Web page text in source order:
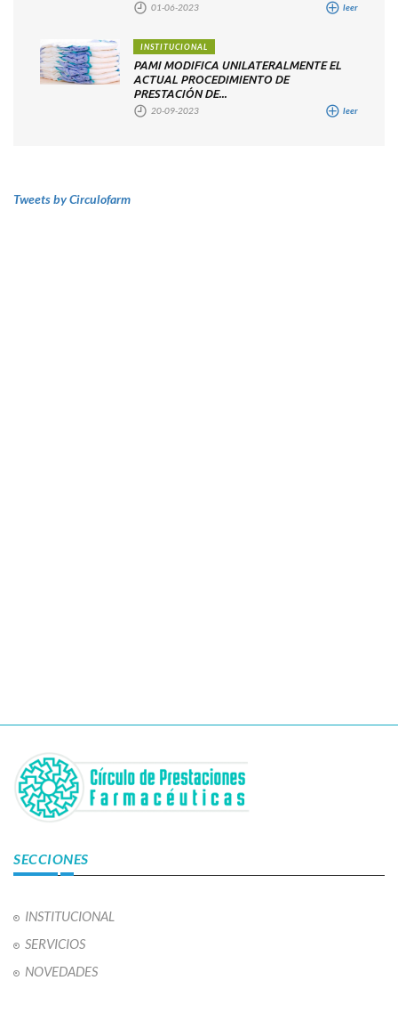
01-06-2023 leer
INSTITUCIONAL
PAMI MODIFICA UNILATERALMENTE EL
ACTUAL PROCEDIMIENTO DE
PRESTACIÓN DE...
20-09-2023 leer
Tweets by Circulofarm
SECCIONES
INSTITUCIONAL
SERVICIOS
NOVEDADES